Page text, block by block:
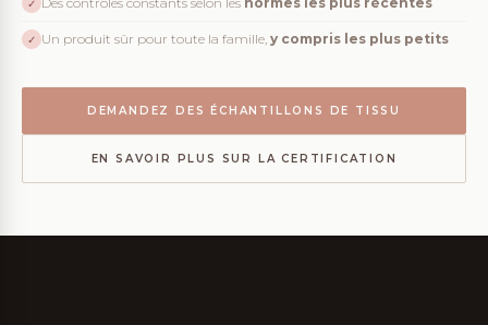
✓
✓ Un produit sûr pour toute la famille, y compris les plus petits
DEMANDEZ DES ÉCHANTILLONS DE TISSU
EN SAVOIR PLUS SUR LA CERTIFICATION